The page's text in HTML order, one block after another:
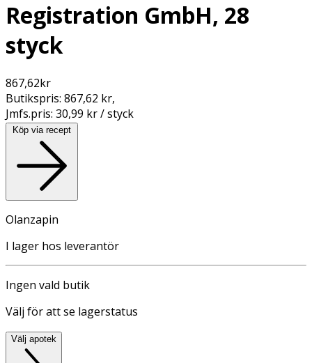
Registration GmbH, 28
styck
867,62kr
Butikspris: 867,62 kr,
Jmfs.pris: 30,99 kr / styck
Köp via recept
Olanzapin
I lager hos leverantör
Ingen vald butik
Välj för att se lagerstatus
Välj apotek